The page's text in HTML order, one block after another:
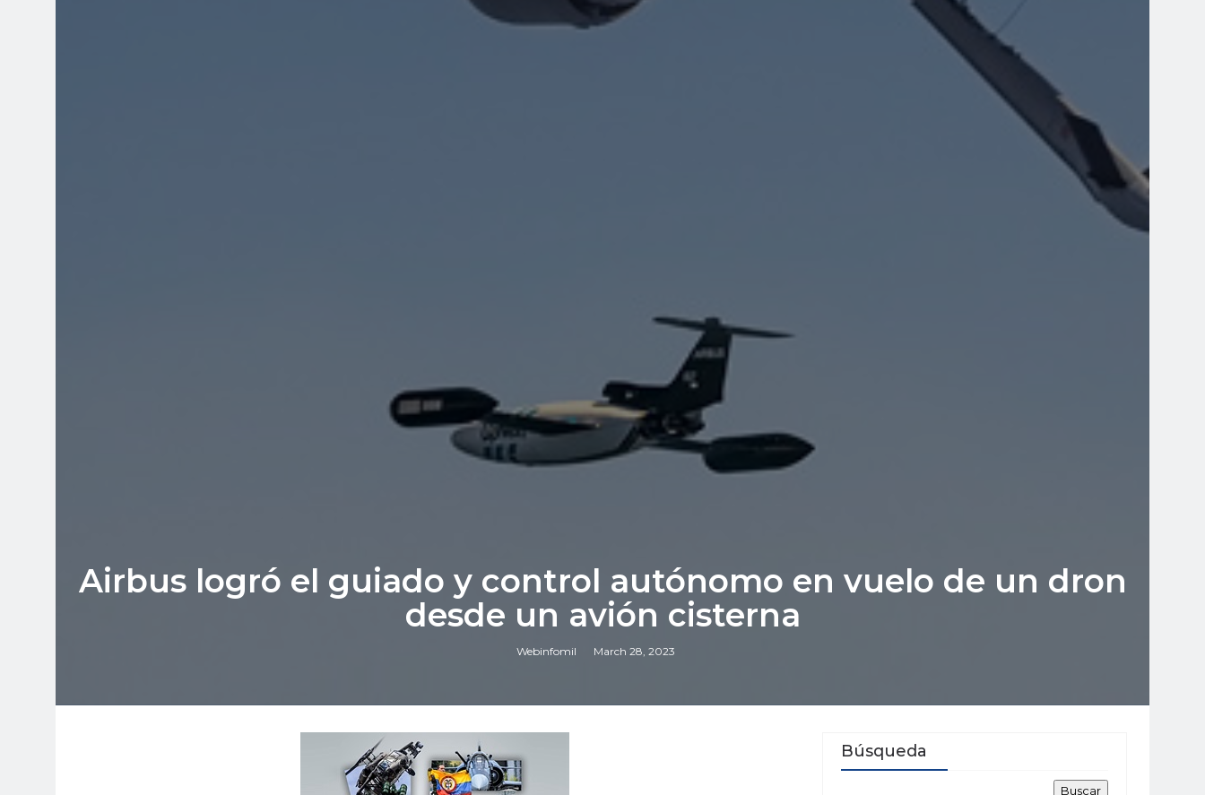
Airbus logró el guiado y control autónomo en vuelo de un dron
desde un avión cisterna
Webinfomil March 28, 2023
Búsqueda